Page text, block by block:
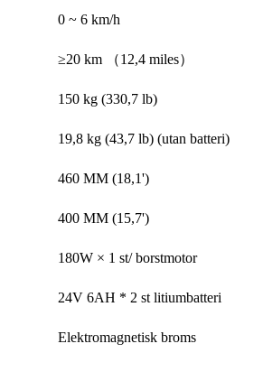
0 ~ 6 km/h
≥20 km （12,4 miles）
150 kg (330,7 lb)
19,8 kg (43,7 lb) (utan batteri)
460 MM (18,1')
400 MM (15,7')
180W × 1 st/ borstmotor
24V 6AH * 2 st litiumbatteri
Elektromagnetisk broms